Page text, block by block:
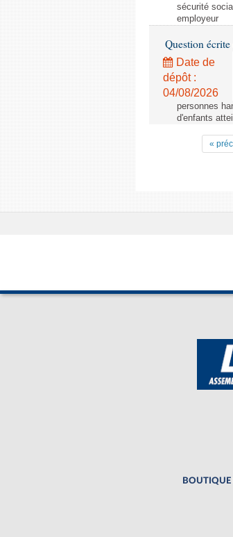
sécurité
employeur
Question
Date de
dépôt :
04/08/2026
personnes
d'enfants
«
BOUTIQUE